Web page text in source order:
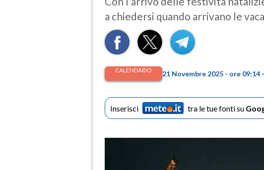
a chiedersi quando arrivano le
CALENDARIO 21 Novembre 2025 - ore
Inserisci tra le tue fonti su